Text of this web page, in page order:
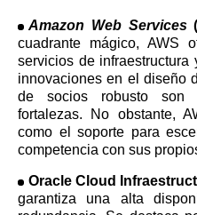
Amazon Web Services
cuadrante mágico, AWS
servicios de
innovaciones en el diseño
de socios robusto son
fortalezas. No obstante,
como el soporte para
competencia con sus
Oracle Cloud
garantiza una alta